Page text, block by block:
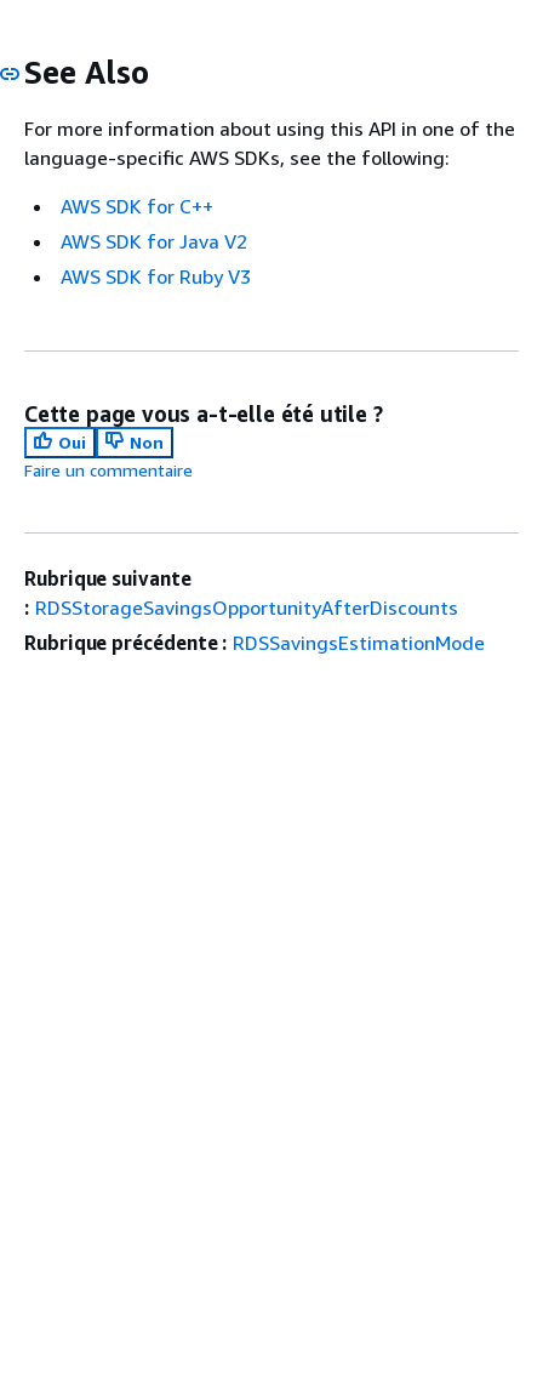
See Also
For more information about using this API in one of the
language-specific AWS SDKs, see the following:
AWS SDK for C++
AWS SDK for Java V2
AWS SDK for Ruby V3
Cette page vous a-t-elle été utile ?
Oui
Non
Faire un commentaire
Rubrique suivante
: RDSStorageSavingsOpportunityAfterDiscounts
Rubrique précédente : RDSSavingsEstimationMode